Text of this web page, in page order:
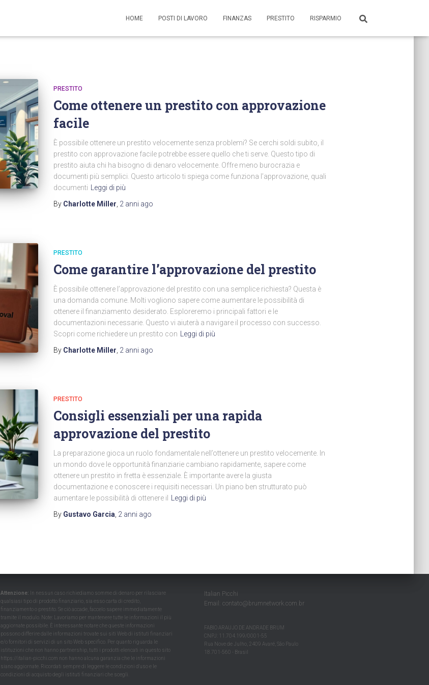
HOME POSTI DI LAVORO FINANZAS PRESTITO RISPARMIO
PRESTITO
Come ottenere un prestito con approvazione
facile
È possibile ottenere un prestito velocemente senza problemi? Se cerchi soldi subito, il
prestito con approvazione facile potrebbe essere quello che ti serve. Questo tipo di
prestito aiuta chi ha bisogno di denaro velocemente. Offre meno burocrazia e
documenti più semplici. Questo articolo ti spiega come funziona l’approvazione, quali
documenti
Leggi di più
By Charlotte Miller 2 anni ago
PRESTITO
Come garantire l’approvazione del prestito
È possibile ottenere l’approvazione del prestito con una semplice richiesta? Questa è
una domanda comune. Molti vogliono sapere come aumentare le possibilità di
ottenere il finanziamento desiderato. Esploreremo i principali fattori e le
documentazioni necessarie. Questo vi aiuterà a navigare il processo con successo.
Scopri come richiedere un prestito con
Leggi di più
By Charlotte Miller 2 anni ago
PRESTITO
Consigli essenziali per una rapida
approvazione del prestito
La preparazione gioca un ruolo fondamentale nell’ottenere un prestito velocemente. In
un mondo dove le opportunità finanziarie cambiano rapidamente, sapere come
ottenere un prestito in fretta è essenziale. È importante avere la giusta
documentazione e conoscere i requisiti necessari. Un piano ben strutturato può
aumentare le possibilità di ottenere il
Leggi di più
By Gustavo Garcia 2 anni ago
Attenzione: In nessun caso richiediamo somme di denaro per rilasciare
qualsiasi tipo di prodotto finanziario, sia esso carta di credito,
finanziamento o prestito. Se ciò accade, faccelo sapere immediatamente
tramite il modulo. Note: Lavoriamo per mantenere tutte le informazioni il più
aggiornate possibile. È interessante notare che queste informazioni
possono differire dalle informazioni trovate sui siti Web di istituti finanziari
e/o fornitori di servizi di un sito Web specifico. Per quanto riguarda le
istituzioni che non hanno partnership, tutti i prodotti elencati in questo sito
https://italian-picchi.com non hanno alcuna garanzia che le informazioni
siano aggiornate. Ricordati sempre di leggere le condizioni d'uso e le
condizioni di acquisto degli istituti finanziari che scegli.
Italian Picchi
Email: contato@brumnetwork.com.br
FABIO ARAUJO DE ANDRADE BRUM
CNPJ: 11.704.199/0001-55
Rua Nove de Julho, 2409 Avaré, São Paulo
18.701-560 - Brasil